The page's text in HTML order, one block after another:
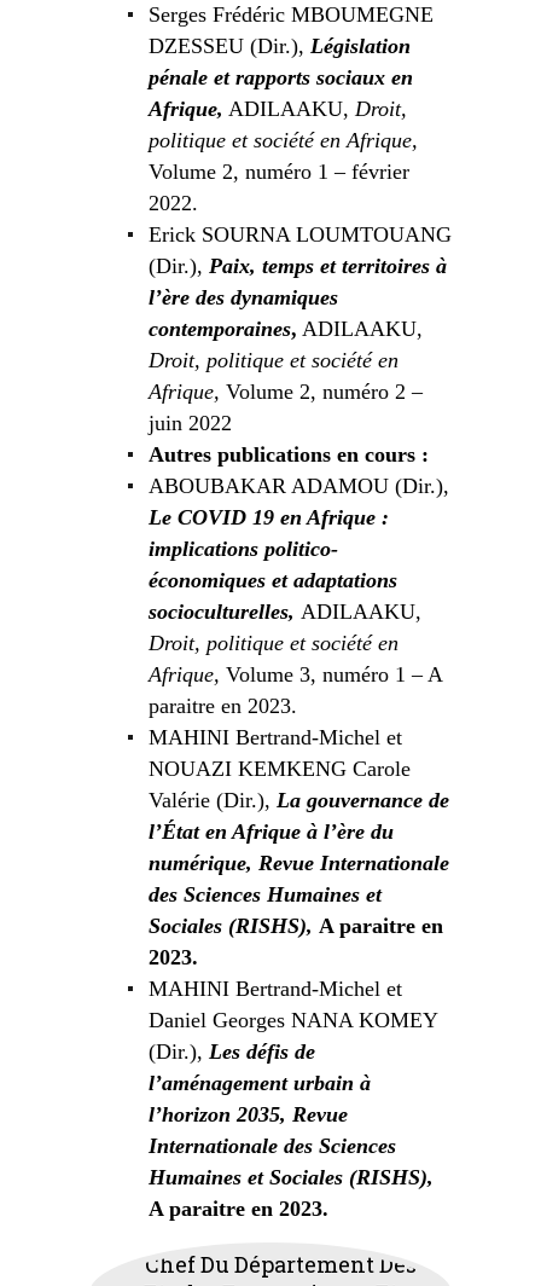
Serges Frédéric MBOUMEGNE
DZESSEU (Dir.), Législation
pénale et rapports sociaux en
Afrique, ADILAAKU, Droit,
politique et société en Afrique,
Volume 2, numéro 1 – février
2022.
Erick SOURNA LOUMTOUANG
(Dir.), Paix, temps et territoires à
l’ère des dynamiques
contemporaines, ADILAAKU,
Droit, politique et société en
Afrique, Volume 2, numéro 2 –
juin 2022
Autres publications en cours :
ABOUBAKAR ADAMOU (Dir.),
Le COVID 19 en Afrique :
implications politico-
économiques et adaptations
socioculturelles, ADILAAKU,
Droit, politique et société en
Afrique, Volume 3, numéro 1 – A
paraitre en 2023.
MAHINI Bertrand-Michel et
NOUAZI KEMKENG Carole
Valérie (Dir.), La gouvernance de
l’État en Afrique à l’ère du
numérique, Revue Internationale
des Sciences Humaines et
Sociales (RISHS), A paraitre en
2023.
MAHINI Bertrand-Michel et
Daniel Georges NANA KOMEY
(Dir.), Les défis de
l’aménagement urbain à
l’horizon 2035, Revue
Internationale des Sciences
Humaines et Sociales (RISHS),
A paraitre en 2023.